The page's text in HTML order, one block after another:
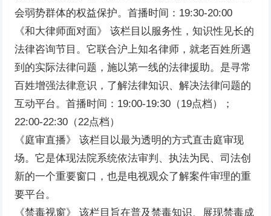
会弱势群体的权益保护。首播时间：19:30-20:00
《和大律师面对面》 该栏目以服务性，知识性见长的
法律咨询节目。它联合沪上知名律师，就老百姓所遇
到的实际法律问题，施以第一线的法律援助。是寻常
百姓增强法律意识，了解法律知识、解决法律问题的
互动平台。首播时间：19:00-19:30（19点档）；
22:00-22:30（22点档）
《庭审直播》 该栏目以最为透明的方式直击庭审现
场。它是体现法院系统依法审判、执法为民、司法创
新的一个重要窗口，也是电视观众了解案件审理的重
要平台。
《禁毒视窗》 该栏目旨在普及禁毒知识、展现禁毒成